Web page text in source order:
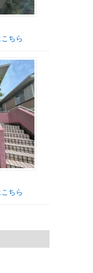
ちら
ちら